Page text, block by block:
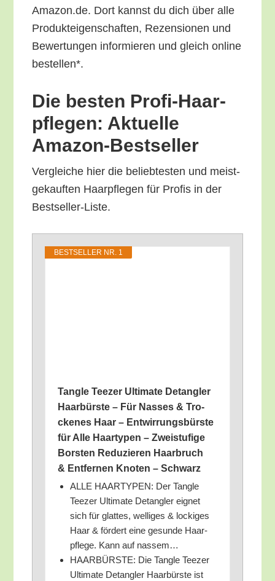
Amazon.de. Dort kannst du dich über alle
Pro­duk­tei­gen­schaf­ten, Rezen­sio­nen und
Bewer­tun­gen infor­mie­ren und gleich online
bestellen*.
Die bes­ten Pro­fi-Haar­
pfle­gen: Aktu­el­le
Amazon-Bestseller
Ver­glei­che hier die belieb­tes­ten und meist­
ge­kauf­ten Haar­pfle­gen für Pro­fis in der
Bestseller-Liste.
BEST­SEL­LER NR. 1
Tang­le Tee­zer Ulti­ma­te Detang­ler
Haar­bürs­te – Für Nas­ses & Tro­
cke­nes Haar – Ent­wir­rungs­bürs­te
für Alle Haar­ty­pen – Zwei­stu­fi­ge
Bors­ten Redu­zie­ren Haar­bruch
& Ent­fer­nen Kno­ten – Schwarz
ALLE HAARTYPEN: Der Tang­le
Tee­zer Ulti­ma­te Detang­ler eig­net
sich für glat­tes, wel­li­ges & locki­ges
Haar & för­dert eine gesun­de Haar­
pfle­ge. Kann auf nassem…
HAARBÜRSTE: Die Tang­le Tee­zer
Ulti­ma­te Detang­ler Haar­bürs­te ist